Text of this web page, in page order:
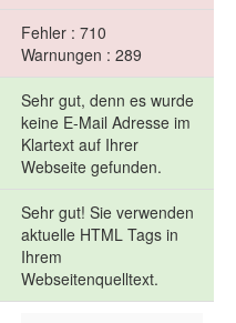
Fehler : 710
Warnungen : 289
Sehr gut, denn es wurde
keine E-Mail Adresse im
Klartext auf Ihrer
Webseite gefunden.
Sehr gut! Sie verwenden
aktuelle HTML Tags in
Ihrem
Webseitenquelltext.